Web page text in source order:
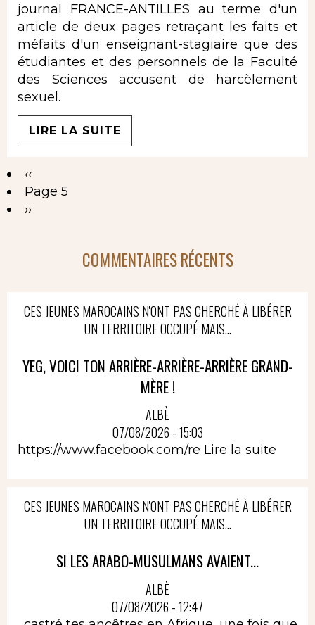
journal FRANCE-ANTILLES au terme d'un
article de deux pages retraçant les faits et
méfaits d'un enseignant-stagiaire que des
étudiantes et des personnels de la Faculté
des Sciences accusent de harcèlement
sexuel.
LIRE LA SUITE
Pagination
Page
précédente
‹‹
Page 5
Page
››
COMMENTAIRES RÉCENTS
CES JEUNES MAROCAINS N'ONT PAS CHERCHÉ À LIBÉRER
UN TERRITOIRE OCCUPÉ MAIS...
YEG, VOICI TON ARRIÈRE-ARRIÈRE-ARRIÈRE GRAND-
MÈRE !
ALBÈ
07/08/2026 - 15:03
https://www.facebook.com/re Lire la suite
CES JEUNES MAROCAINS N'ONT PAS CHERCHÉ À LIBÉRER
UN TERRITOIRE OCCUPÉ MAIS...
SI LES ARABO-MUSULMANS AVAIENT...
ALBÈ
07/08/2026 - 12:47